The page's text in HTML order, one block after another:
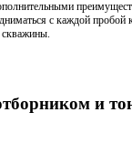
с каждой пробой
скважины.
и